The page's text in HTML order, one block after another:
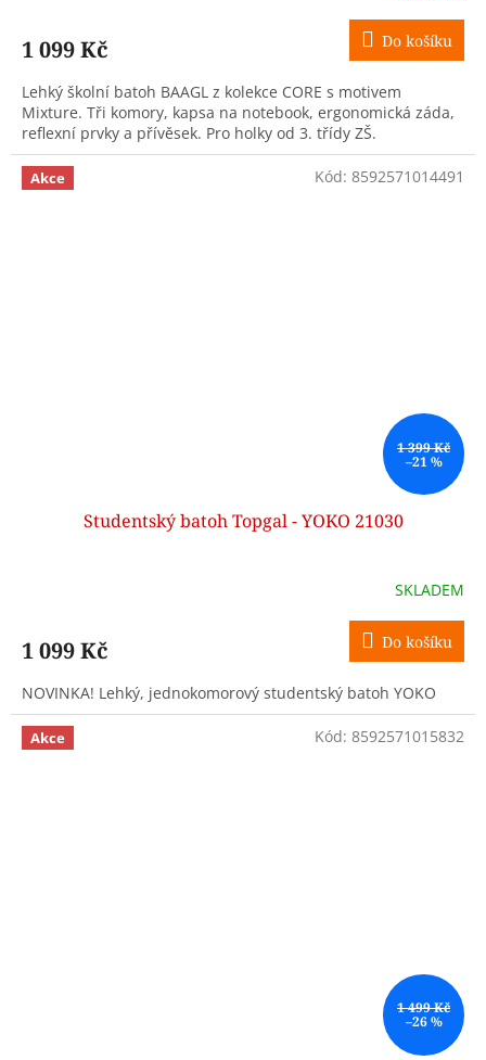
1 099 Kč Do košíku
Lehký školní batoh BAAGL z kolekce CORE s motivem
Mixture. Tři komory, kapsa na notebook, ergonomická záda,
reflexní prvky a přívěsek. Pro holky od 3. třídy ZŠ.
Akce
1 399 Kč
–21 %
Studentský batoh Topgal - YOKO 21030
SKLADEM
1 099 Kč Do košíku
NOVINKA! Lehký, jednokomorový studentský batoh YOKO
Kód: 8592571014491
Akce
1 499 Kč
–26 %
Kód: 8592571015832